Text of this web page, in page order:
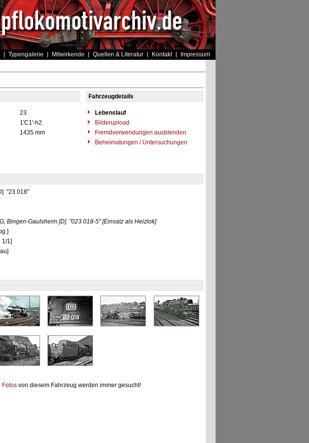
Typengalerie Mitwirkende Quellen & Literatur Kontakt Impressum
Fahrzeugdetails
23
Lebenslauf
1'C1'-h2
Bilderupload
1435 mm
Fremdverwendungen ausblenden
Beheimatungen / Untersuchungen
"23 018"
Bingen-Gaulsheim [D] "023 018-5" [Einsatz als Heizlok]
1/1]
Fotos von diesem Fahrzeug werden immer gesucht!